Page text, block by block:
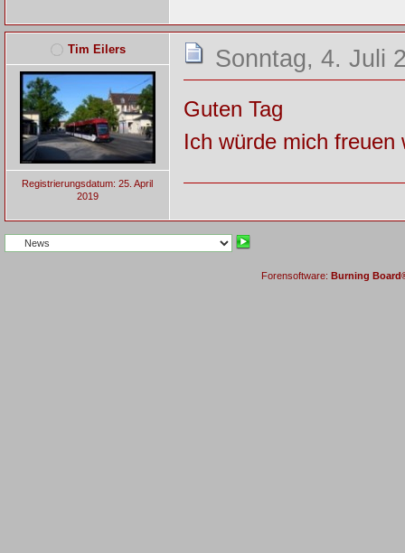
Tim Eilers
Registrierungsdatum: 25. April
2019
Sonntag, 4. Juli
Guten Tag
Ich würde mich
Forensoftware: Burning